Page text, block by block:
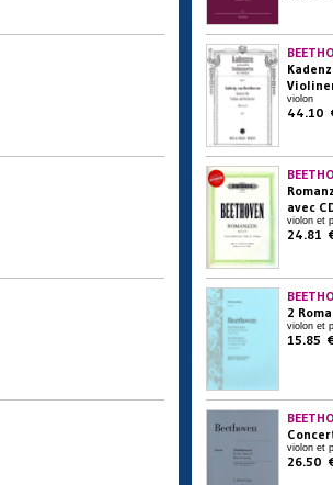
violon
44.10
avec
violon et
24.81
2
violon et
15.85
violon et
26.50